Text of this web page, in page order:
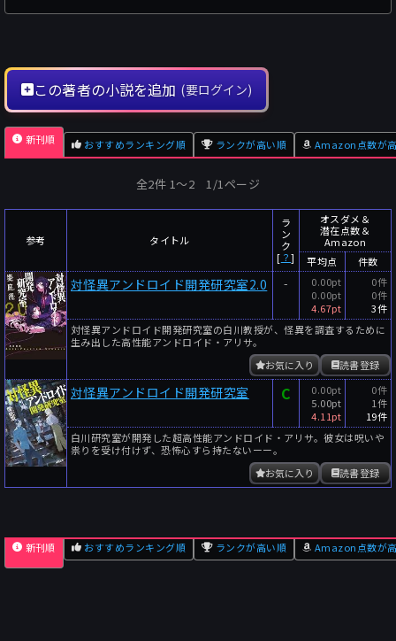
この著者の小説を追加 (要ログイン)
新刊順 おすすめランキング順 ランクが高い順 Amazon点数が
全2件 1〜2 1/1ページ
参考 タイトル
ラ
ン
ク
[ ？]
オスダメ＆
潜在点数＆
Amazon
平均点
件数
対怪異アンドロイド開発研究室2.0 -
0.00pt
0.00pt
4.67pt
0件
0件
3件
対怪異アンドロイド開発研究室の白川教授が、怪異を調査するために
生み出した高性能アンドロイド・アリサ。
読書登録
お気に入り
対怪異アンドロイド開発研究室 C
0.00pt
5.00pt
4.11pt
0件
1件
19件
白川研究室が開発した超高性能アンドロイド・アリサ。彼女は呪いや
祟りを受け付けず、恐怖心すら持たないーー。
読書登録
お気に入り
新刊順 おすすめランキング順 ランクが高い順 Amazon点数が